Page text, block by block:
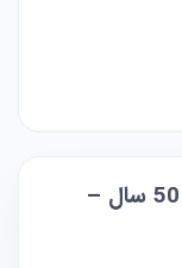
مولتی ویتامین مینرال آقایان بالای 50 سال –